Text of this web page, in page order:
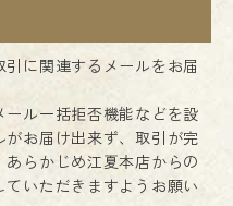
に関連するメールをお届
ル一括拒否機能などを設
お届け出来ず、取引が完
らかじめ江夏本店からの
いただきますようお願い